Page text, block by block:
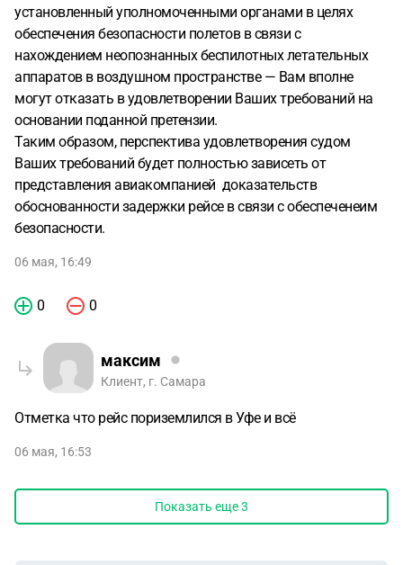
установленный уполномоченными органами в целях
обеспечения безопасности полетов в связи с
нахождением неопознанных беспилотных летательных
аппаратов в воздушном пространстве — Вам вполне
могут отказать в удовлетворении Ваших требований на
основании поданной претензии.
Таким образом, перспектива удовлетворения судом
Ваших требований будет полностью зависеть от
представления авиакомпанией доказательств
обоснованности задержки рейсе в связи с обеспеченеим
безопасности.
06 мая, 16:49
0 0
максим
Клиент, г. Самара
Отметка что рейс пориземлился в Уфе и всё
06 мая, 16:53
Показать еще3